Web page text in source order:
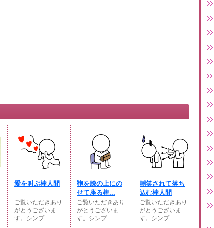
愛を叫ぶ棒人間
ご覧いただきあり
がとうございま
す。シンプ...
鞄を膝の上にの
せて座る棒...
ご覧いただきあり
がとうございま
す。シンプ...
嘲笑されて落ち
込む棒人間
ご覧いただきあり
がとうございま
す。シンプ...